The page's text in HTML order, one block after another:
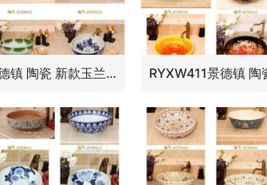
RYXW548景德镇 陶瓷 新款玉兰 洗脸盆 家居工艺摆设